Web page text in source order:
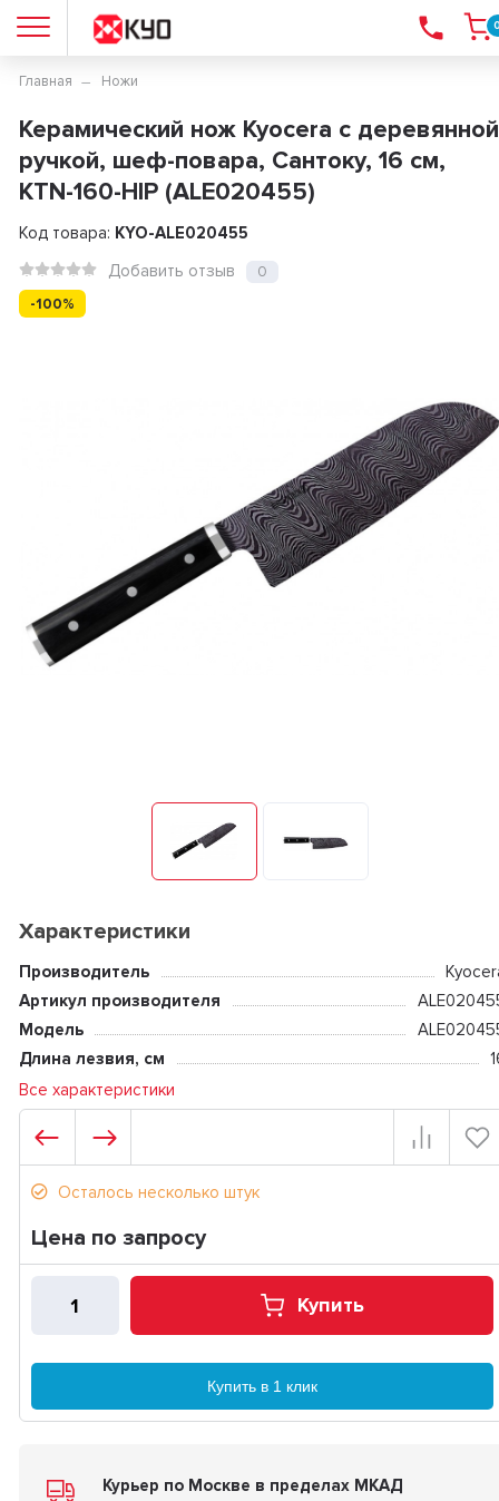
Главная Ножи
Керамический нож Kyocera с деревянной
ручкой, шеф-повара, Сантоку, 16 см,
KTN-160-HIP (ALE020455)
Код товара: KYO-ALE020455
Добавить отзыв
0
-100%
Характеристики
Производитель
Артикул производителя
Модель
Длина лезвия, см
Все характеристики
Осталось несколько штук
Цена по запросу
Купить
Купить в 1 клик
Курьер по Москве в пределах МКАД